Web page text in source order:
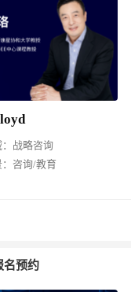
战略咨询
咨询/教育
名预约